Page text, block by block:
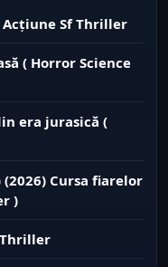
Acțiune Sf Thriller
( Horror Science
era jurasică (
(2026) Cursa fiarelor
)